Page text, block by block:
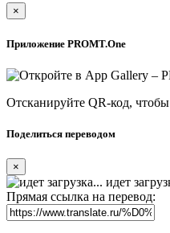
×
Приложение PROMT.One
Отсканируйте QR-код,
Поделиться переводом
×
идет
Прямая ссылка на перевод: